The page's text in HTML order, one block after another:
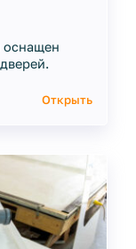
оснащен
Открыть